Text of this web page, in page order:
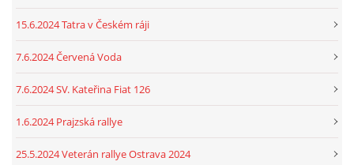
15.6.2024 Tatra v Českém ráji
7.6.2024 Červená Voda
7.6.2024 SV. Kateřina Fiat 126
1.6.2024 Prajzská rallye
25.5.2024 Veterán rallye Ostrava 2024